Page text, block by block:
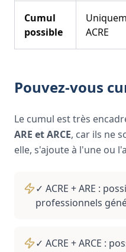
Cumul
possible
ACRE
Pouvez-vous
Le cumul est très
ARE et ARCE, car ils ne
elle, s'ajoute à l'une ou
✓ ACRE + ARE :
professionnels
✓ ACRE + ARCE :